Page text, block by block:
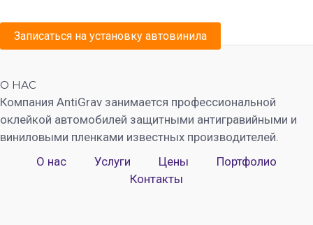
Записаться на установку автовинила
О НАС
Компания AntiGrav занимается профессиональной
оклейкой автомобилей защитными антигравийными и
виниловыми пленками известных производителей.
О нас
Услуги Цены
Портфолио
Контакты